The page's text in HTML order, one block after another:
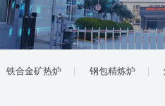
铁合金矿热炉 钢包精炼炉